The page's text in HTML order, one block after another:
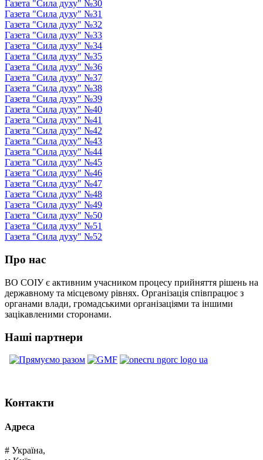
Газета "Сила духу" №30
Газета "Сила духу" №31
Газета "Сила духу" №32
Газета "Сила духу" №33
Газета "Сила духу" №34
Газета "Сила духу" №35
Газета "Сила духу" №36
Газета "Сила духу" №37
Газета "Сила духу" №38
Газета "Сила духу" №39
Газета "Сила духу" №40
Газета "Сила духу" №41
Газета "Сила духу" №42
Газета "Сила духу" №43
Газета "Сила духу" №44
Газета "Сила духу" №45
Газета "Сила духу" №46
Газета "Сила духу" №47
Газета "Сила духу" №48
Газета "Сила духу" №49
Газета "Сила духу" №50
Газета "Сила духу" №51
Газета "Сила духу" №52
Про нас
ВО СОІУ є активним учасником процесу прийняття рішень на
державному та місцевому рівнях. Організація співпрацює з
органами влади, громадськими організаціями та іншими
зацікавленими сторонами.
Наші партнери
Контакти
Адреса
# Україна,